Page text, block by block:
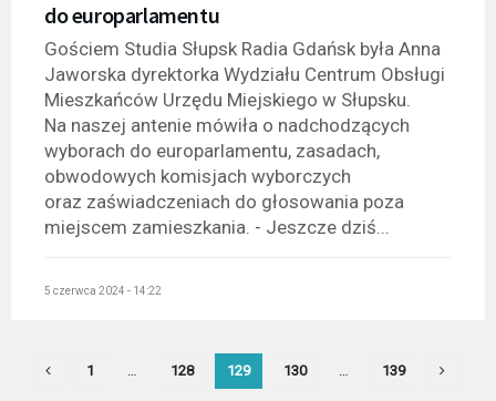
do europarlamentu
Gościem Studia Słupsk Radia Gdańsk była Anna
Jaworska dyrektorka Wydziału Centrum Obsługi
Mieszkańców Urzędu Miejskiego w Słupsku.
Na naszej antenie mówiła o nadchodzących
wyborach do europarlamentu, zasadach,
obwodowych komisjach wyborczych
oraz zaświadczeniach do głosowania poza
miejscem zamieszkania. - Jeszcze dziś...
5 czerwca 2024 - 14:22
1 128 129 130 139